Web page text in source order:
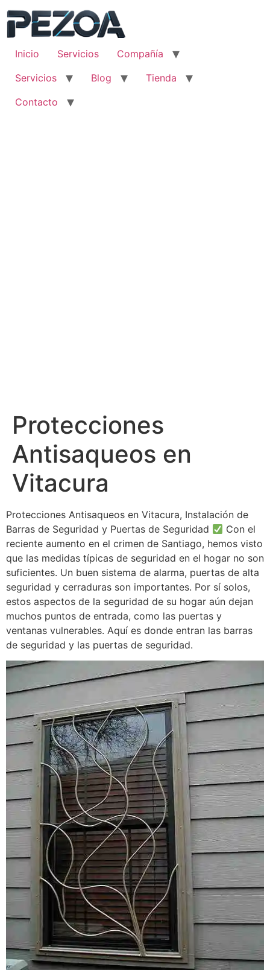
contenido
Inicio
Servicios
Compañía
Servicios
Blog
Tienda
Contacto
Protecciones
Antisaqueos en
Vitacura
Protecciones Antisaqueos en Vitacura, Instalación de
Barras de Seguridad y Puertas de Seguridad
Con el
reciente aumento en el crimen de Santiago, hemos visto
que las medidas típicas de seguridad en el hogar no son
suficientes. Un buen sistema de alarma, puertas de alta
seguridad y cerraduras son importantes. Por sí solos,
estos aspectos de la seguridad de su hogar aún dejan
muchos puntos de entrada, como las puertas y
ventanas vulnerables. Aquí es donde entran las barras
de seguridad y las puertas de seguridad.